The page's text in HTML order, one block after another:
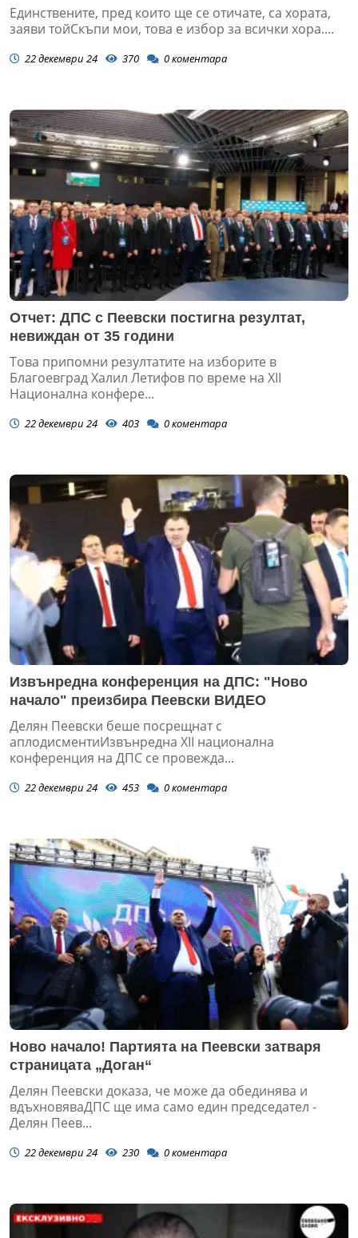
Единствените, пред които ще се отичате, са хората,
заяви тойСкъпи мои, това е избор за всички хора....
22 декември 24 370 0коментара
Отчет: ДПС с Пеевски постигна резултат,
невиждан от 35 години
Това припомни резултатите на изборите в
Благоевград Халил Летифов по време на ХІІ
Национална конфере...
22 декември 24 403 0коментара
Извънредна конференция на ДПС: "Ново
начало" преизбира Пеевски ВИДЕО
Делян Пеевски беше посрещнат с
аплодисментиИзвънредна XII национална
конференция на ДПС се провежда...
22 декември 24 453 0коментара
Ново начало! Партията на Пеевски затваря
страницата „Доган“
Делян Пеевски доказа, че може да обединява и
вдъхновяваДПС ще има само един председател -
Делян Пеев...
22 декември 24 230 0коментара